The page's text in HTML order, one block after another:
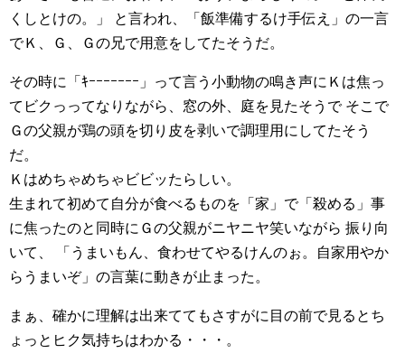
くしとけの。」 と言われ、「飯準備するけ手伝え」の一言
でＫ、Ｇ、Ｇの兄で用意をしてたそうだ。
その時に「ｷｰｰｰｰｰｰｰ」って言う小動物の鳴き声にＫは焦っ
てビクっってなりながら、窓の外、庭を見たそうで そこで
Ｇの父親が鶏の頭を切り皮を剥いで調理用にしてたそう
だ。
Ｋはめちゃめちゃビビッたらしい。
生まれて初めて自分が食べるものを「家」で「殺める」事
に焦ったのと同時にＧの父親がニヤニヤ笑いながら 振り向
いて、 「うまいもん、食わせてやるけんのぉ。自家用やか
らうまいぞ」の言葉に動きが止まった。
まぁ、確かに理解は出来ててもさすがに目の前で見るとち
ょっとヒク気持ちはわかる・・・。